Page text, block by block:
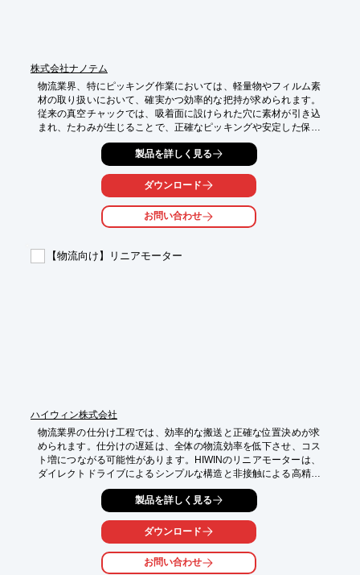
株式会社ナノテム
物流業界、特にピッキング作業においては、軽量物やフィルム素
材の取り扱いにおいて、確実かつ効率的な把持が求められます。
従来の真空チャックでは、吸着面に設けられた穴に素材が引き込
まれ、たわみが生じることで、正確なピッキングや安定した保持
が困難になるケースがありました。これにより、作業効率の低下
や誤ピッキングのリスクが高まることが課題でした。
そこで、高精度多孔質セラミックス真空チャック『エアロフィッ
クス』の導入が、これらの課題解決に貢献します。
・薄物フィルム素材のピッキング作業
・作業エリアでの発塵抑制
製品を詳しく見る
ダウンロード
お問い合わせ
【物流向け】リニアモーター
ハイウィン株式会社
物流業界の仕分け工程では、効率的な搬送と正確な位置決めが求
められます。仕分けの遅延は、全体の物流効率を低下させ、コス
ト増につながる可能性があります。HIWINのリニアモーターは、
ダイレクトドライブによるシンプルな構造と非接触による高精度
な動作により、仕分け工程の効率化に貢献します。
【活用シーン】
・自動仕分けシステム
・高速搬送システム
・パレタイズロボット
製品を詳しく見る
ダウンロード
お問い合わせ